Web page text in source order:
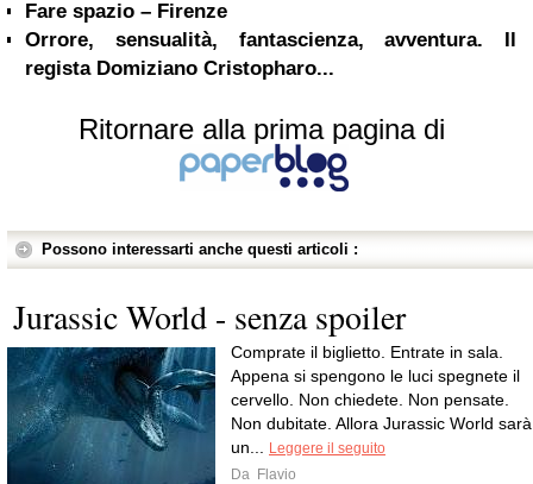
Fare spazio – Firenze
Orrore, sensualità, fantascienza, avventura. Il
regista Domiziano Cristopharo...
Ritornare alla prima pagina di
Possono interessarti anche questi articoli :
Jurassic World - senza spoiler
Comprate il biglietto. Entrate in sala.
Appena si spengono le luci spegnete il
cervello. Non chiedete. Non pensate.
Non dubitate. Allora Jurassic World sarà
un...
Leggere il seguito
Da Flavio